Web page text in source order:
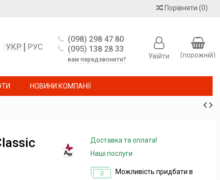
Порівняти (0)
(порожній)
РУС
УКР
(098) 298 47 80
(095) 138 28 33
вам передзвонити? Увійти
НОВИНИ КОМПАНІЇ
Доставка та оплата!
Наші послуги
Можливість придбати в